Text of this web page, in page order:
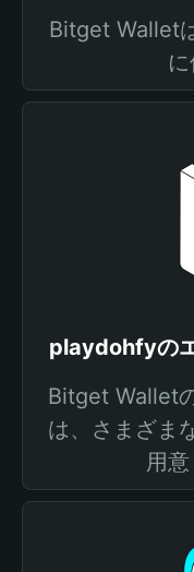
Bitget Wallet
playdohfyの
Bitget Wallet
は、さまざま
用意